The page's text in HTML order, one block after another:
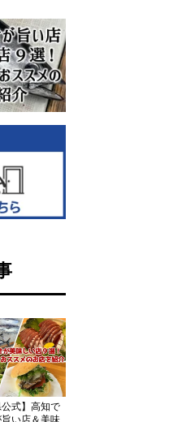
公式】高知で
い店＆美味